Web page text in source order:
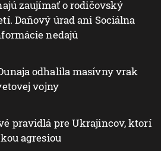
zaujímať o rodičovský
Daňový úrad ani Sociálna
nedajú
odhalila masívny vrak
vojny
pravidlá pre Ukrajincov, ktorí
agresiou